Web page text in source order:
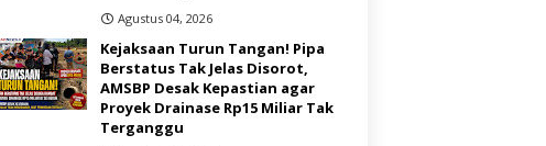
Agustus 04, 2026
Kejaksaan Turun Tangan! Pipa
Berstatus Tak Jelas Disorot,
AMSBP Desak Kepastian agar
Proyek Drainase Rp15 Miliar Tak
Terganggu